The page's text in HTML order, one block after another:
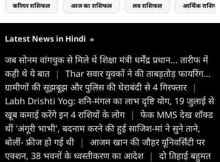
करियर राशिफल आज का राशिफल लव राशिफल आर्थिक
Latest News in Hindi »
जब सोनम वांगचुक से मिले थे शिक्षा मंत्री धर्मेंद्र प्रधान... तारीफ में
कही थे ये बात |
Thar सवार युवकों ने की ताबड़तोड़ फायरिंग...
ग्रामीणों की सूझबूझ और पुलिस की घेराबंदी से 4 गिरफ्तार |
Labh Drishti Yog: शनि-मंगल का लाभ दृष्टि योग, 19 जुलाई से
खूब कमाई करेंगे इन 4 राशियों के लोग |
फेक MMS देख शॉक्ड
थीं 'अंगूरी भाभी', बदनाम करने की हुई साजिश-मां ने सुने ताने,
बोलीं- फ्रीज हो गई थी
|
आजम खान की जौहर यूनिवर्सिटी पर
एक्शन, 38 भवनों के ध्वस्तीकरण का आदेश |
दो तिहाई बहुमत